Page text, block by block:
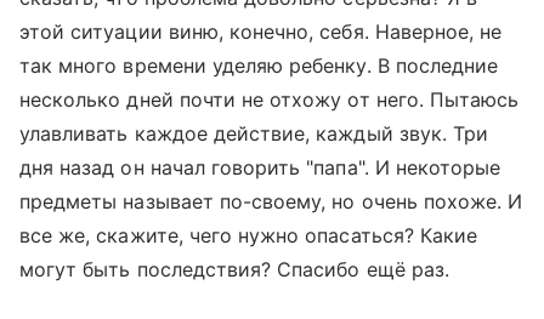
этой ситуации виню, конечно, себя. Наверное, не
так много времени уделяю ребенку. В последние
несколько дней почти не отхожу от него. Пытаюсь
улавливать каждое действие, каждый звук. Три
дня назад он начал говорить "папа". И некоторые
предметы называет по-своему, но очень похоже. И
все же, скажите, чего нужно опасаться? Какие
могут быть последствия? Спасибо ещё раз.